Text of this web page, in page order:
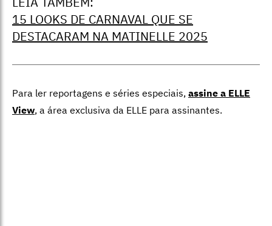
15 LOOKS DE CARNAVAL QUE SE
DESTACARAM NA MATINELLE 2025
Para ler reportagens e séries especiais, assine a ELLE
View, a área exclusiva da ELLE para assinantes.